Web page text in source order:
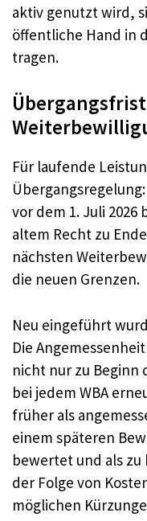
aktiv genutzt wird,
öffentliche Hand in
tragen.
Für laufende
vor dem 1. Juli
altem Recht zu
nächsten
die neuen Grenzen.
Neu eingeführt
Die
nicht nur zu Beginn
bei jedem WBA
früher als
einem späteren
bewertet und als
der Folge von
möglichen